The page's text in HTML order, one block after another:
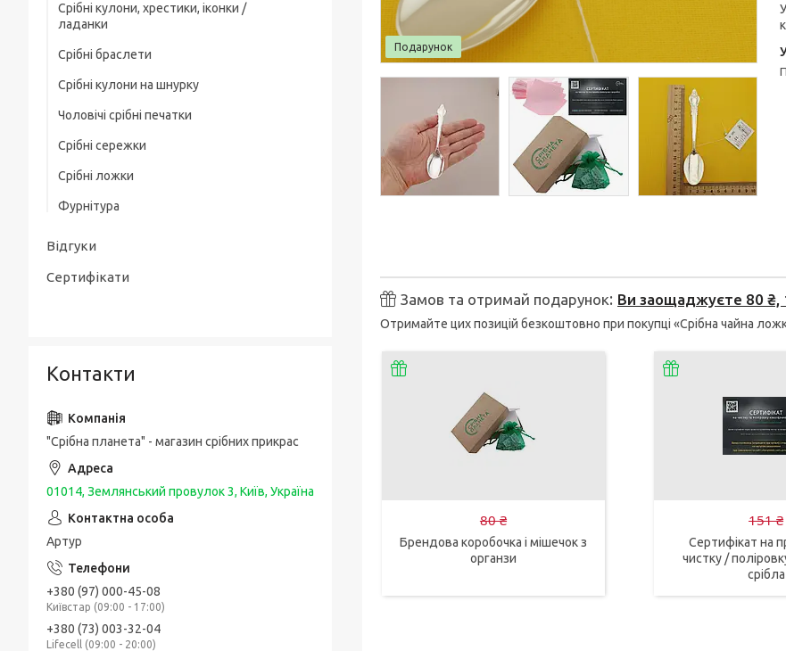
Подарунок
Замов та отримай подарунок Ви заощаджуєте 80 ₴,
Отримайте цих позицій безкоштовно при покупці «Срібна чайна
80 ₴
Брендова коробочка і мішечок з
органзи
151 ₴
Сертифікат на
чистку /
срібла
Ювелірний шнурок зі срібним замком
Жіночі цепочки срібні
Товсті срібні ланцюжки
Дитячі срібні цепочки
Срібні цепочки з хрестиком
чи іконкою (ладанкою)
Срібні ланцюжки з кулонами / підвісками
Срібні кулони, хрестики, іконки /
ладанки
Срібні хрестики
Срібні підвіски
Срібні іконки / ладанки
Срібні браслети
Чоловічі срібні браслети
Жіночі срібні браслети
Позолочені срібні браслети
Товсті срібні браслети
Чоловічі срібні браслети з золотом
Шовкові браслети з срібними вставками
Срібні кулони на шнурку
Чоловічі срібні печатки
Чоловічі срібні печатки з чорним
золотою накладкою
Срібні каблучки спаси і збережи
Срібні сережки
Срібні ложки
Фурнітура
Відгуки
Сертифікати
Контакти
"Срібна планета" - магазин срібних прикрас
01014, Землянський провулок 3, Київ, Україна
Артур
+380 (97) 000-45-08
Київстар (09:00 - 17:00)
+380 (73) 003-32-04
Lifecell (09:00 - 20:00)